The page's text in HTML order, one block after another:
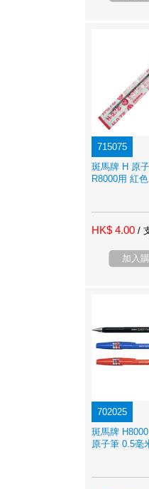
715075
斑馬牌 H 原
R8000用 紅色
HK$ 4.00 /
加入
702025
斑馬牌
原子筆 0.5毫